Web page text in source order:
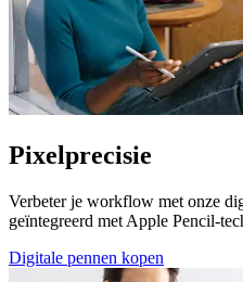
Pixelprecisie
Verbeter je workflow met onze
geïntegreerd met Apple Pencil-
Digitale pennen kopen